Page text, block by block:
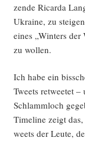
zen­de Ricar­da
Ukrai­ne, zu
eines „Win­ters
zu wollen.
Ich habe ein
Tweets ret­weetet
Schlamm­loch
Time­line zeigt
weets der Leu­te,